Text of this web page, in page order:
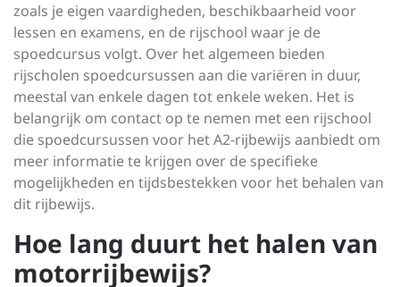
zoals je eigen vaardigheden, beschikbaarheid voor
lessen en examens, en de rijschool waar je de
spoedcursus volgt. Over het algemeen bieden
rijscholen spoedcursussen aan die variëren in duur,
meestal van enkele dagen tot enkele weken. Het is
belangrijk om contact op te nemen met een rijschool
die spoedcursussen voor het A2-rijbewijs aanbiedt om
meer informatie te krijgen over de specifieke
mogelijkheden en tijdsbestekken voor het behalen van
dit rijbewijs.
Hoe lang duurt het halen van
motorrijbewijs?